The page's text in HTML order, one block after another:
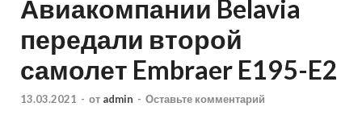
Авиакомпании Belavia
передали второй
самолет Embraer E195-E2
13.03.2021 - от admin - Оставьте комментарий